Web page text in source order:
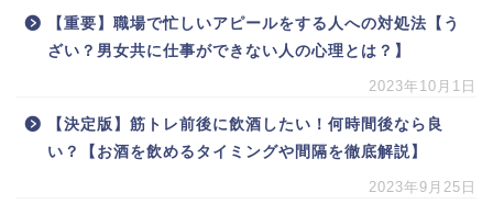
【重要】職場で忙しいアピールをする人への対処法【う
ざい？男女共に仕事ができない人の心理とは？】
2023年10月1日
【決定版】筋トレ前後に飲酒したい！何時間後なら良
い？【お酒を飲めるタイミングや間隔を徹底解説】
2023年9月25日